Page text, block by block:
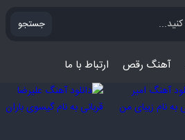
جستجو
آهنگ رقص ارتباط با ما